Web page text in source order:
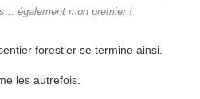
également mon premier !
forestier se termine ainsi.
les autrefois.